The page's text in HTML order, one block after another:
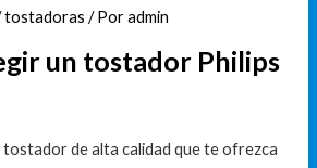
tostadoras / Poradmin
un tostador Philips
tostador de alta calidad que te ofrezca